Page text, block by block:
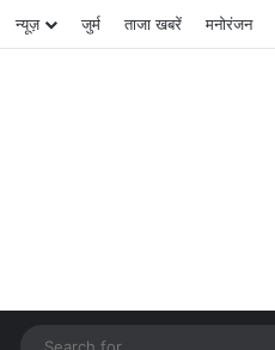
न्यूज़ जुर्म ताजा खबरें मनोरंजन